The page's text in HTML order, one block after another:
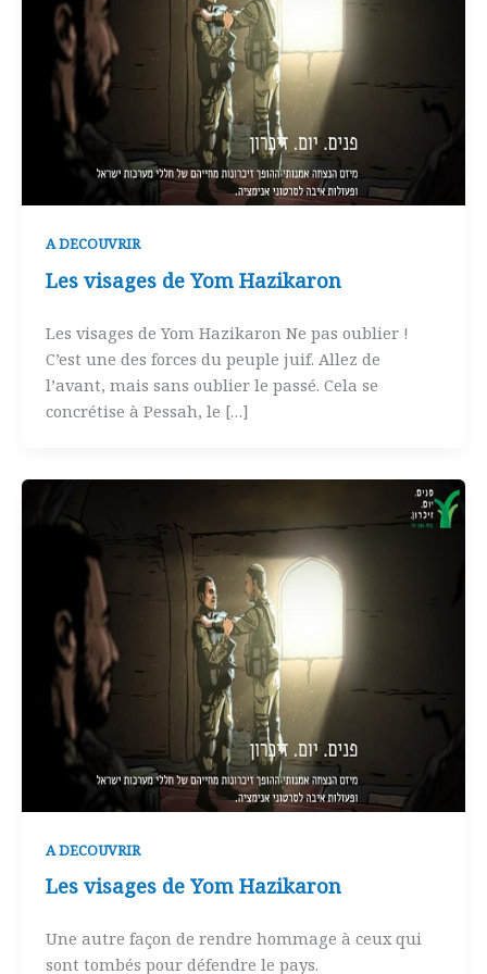
A DECOUVRIR
Les visages de Yom Hazikaron
Les visages de Yom Hazikaron Ne pas oublier !
C’est une des forces du peuple juif. Allez de
l’avant, mais sans oublier le passé. Cela se
concrétise à Pessah, le […]
A DECOUVRIR
Les visages de Yom Hazikaron
Une autre façon de rendre hommage à ceux qui
sont tombés pour défendre le pays.